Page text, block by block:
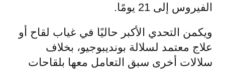
الفيروس إلى 21 يومًا.
ويكمن التحدي الأكبر حاليًا في غياب لقاح أو
علاج معتمد لسلالة بونديبوجيو، بخلاف
سلالات أخرى سبق التعامل معها بلقاحات